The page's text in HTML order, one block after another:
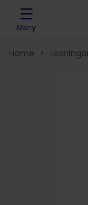
Skip to content
Meny
Home >